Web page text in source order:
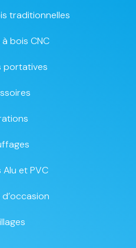
traditionnelles
bois CNC
portatives
et PVC